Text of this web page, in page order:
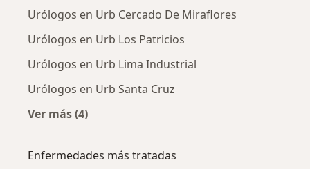
Urólogos en Urb Cercado De Miraflores
Urólogos en Urb Los Patricios
Urólogos en Urb Lima Industrial
Urólogos en Urb Santa Cruz
Ver más (4)
Enfermedades más tratadas